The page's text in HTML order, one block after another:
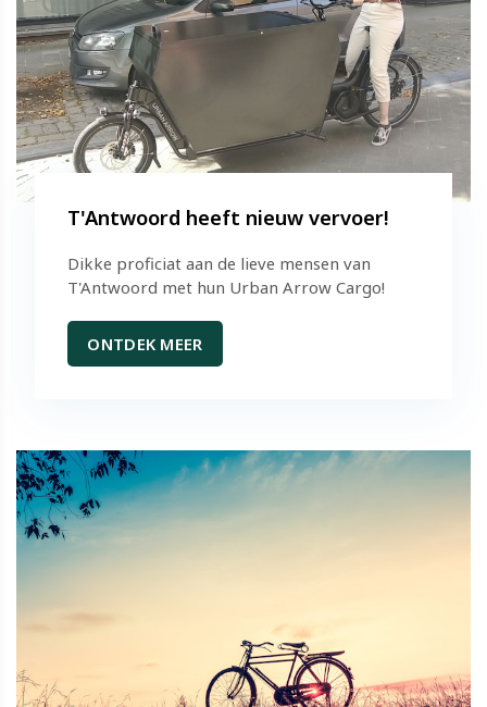
T'Antwoord heeft nieuw vervoer!
Dikke proficiat aan de lieve mensen van
T'Antwoord met hun Urban Arrow Cargo!
ONTDEK MEER